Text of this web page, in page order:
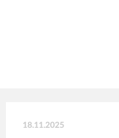
18.11.2025